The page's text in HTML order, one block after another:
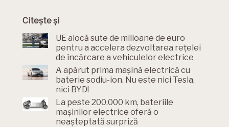
Citește și
UE alocă sute de milioane de euro
pentru a accelera dezvoltarea rețelei
de încărcare a vehiculelor electrice
A apărut prima mașină electrică cu
baterie sodiu-ion. Nu este nici Tesla,
nici BYD!
La peste 200.000 km, bateriile
mașinilor electrice oferă o
neașteptată surpriză